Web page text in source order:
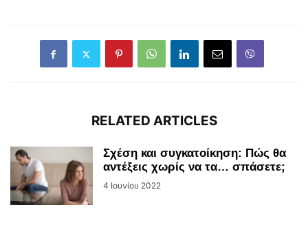
RELATED ARTICLES
Σχέση και συγκατοίκηση: Πώς θα
αντέξεις χωρίς να τα… σπάσετε;
4 Ιουνίου 2022